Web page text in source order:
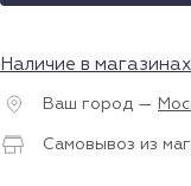
Наличие в магазинах
Ваш город —
Самовывоз из